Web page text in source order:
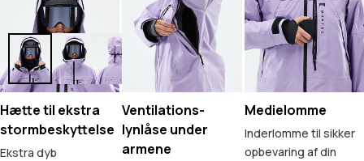
Hætte til ekstra
stormbeskyttelse
Ekstra dyb
Ventilations-
lynlåse under
armene
Medielomme
Inderlomme til sikker
opbevaring af din